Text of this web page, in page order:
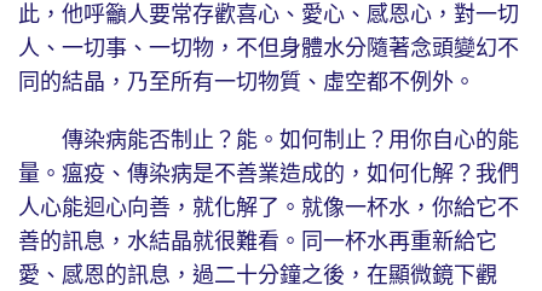
此，他呼籲人要常存歡喜心、愛心、感恩心，對一切
人、一切事、一切物，不但身體水分隨著念頭變幻不
同的結晶，乃至所有一切物質、虛空都不例外。
傳染病能否制止？能。如何制止？用你自心的能
量。瘟疫、傳染病是不善業造成的，如何化解？我們
人心能迴心向善，就化解了。就像一杯水，你給它不
善的訊息，水結晶就很難看。同一杯水再重新給它
愛、感恩的訊息，過二十分鐘之後，在顯微鏡下觀